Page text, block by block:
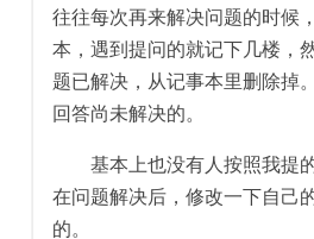
往往每次再来解决问题的时候
本，遇到提问的就记下几楼，
题已解决，从记事本里删除掉
回答尚未解决的。
基本上也没有人按照我提的
在问题解决后，修改一下自己
的。